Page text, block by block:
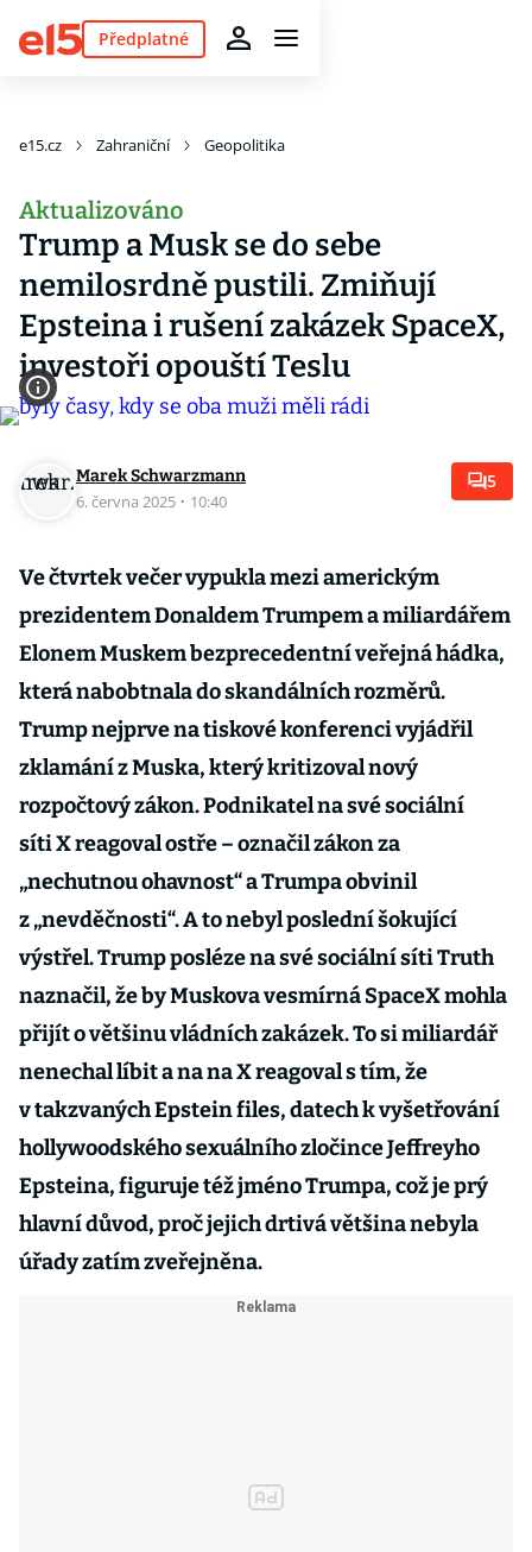
Předplatné
e15.cz Zahraniční Geopolitika
Aktualizováno
Trump a Musk se do sebe
nemilosrdně pustili. Zmiňují
Epsteina i rušení zakázek SpaceX,
investoři opouští Teslu
Marek Schwarzmann
6. června 2025 · 10:40
5
Ve čtvrtek večer vypukla mezi americkým
prezidentem Donaldem Trumpem a miliardářem
Elonem Muskem bezprecedentní veřejná hádka,
která nabobtnala do skandálních rozměrů.
Trump nejprve na tiskové konferenci vyjádřil
zklamání z Muska, který kritizoval nový
rozpočtový zákon. Podnikatel na své sociální
síti X reagoval ostře – označil zákon za
„nechutnou ohavnost“ a Trumpa obvinil
z „nevděčnosti“. A to nebyl poslední šokující
výstřel. Trump posléze na své sociální síti Truth
naznačil, že by Muskova vesmírná SpaceX mohla
přijít o většinu vládních zakázek. To si miliardář
nenechal líbit a na na X reagoval s tím, že
v takzvaných Epstein files, datech k vyšetřování
hollywoodského sexuálního zločince Jeffreyho
Epsteina, figuruje též jméno Trumpa, což je prý
hlavní důvod, proč jejich drtivá většina nebyla
úřady zatím zveřejněna.